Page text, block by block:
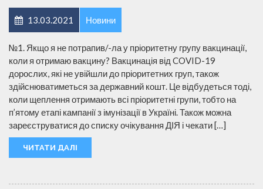
13.03.2021 Новини
№1. Якщо я не потрапив/-ла у пріоритетну групу вакцинації,
коли я отримаю вакцину? Вакцинація від COVID-19
дорослих, які не увійшли до пріоритетних груп, також
здійснюватиметься за державний кошт. Це відбудеться тоді,
коли щеплення отримають всі пріоритетні групи, тобто на
п’ятому етапі кампанії з імунізації в Україні. Також можна
зареєструватися до списку очікування ДІЯ і чекати […]
ЧИТАТИ ДАЛІ